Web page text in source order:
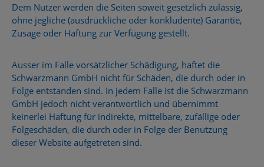
Dem Nutzer werden die Seiten soweit gesetzlich zulässig,
ohne jegliche (ausdrückliche oder konkludente) Garantie,
Zusage oder Haftung zur Verfügung gestellt.
Ausser im Falle vorsätzlicher Schädigung, haftet die
Schwarzmann GmbH nicht für Schäden, die durch oder in
Folge entstanden sind. In jedem Falle ist die Schwarzmann
GmbH jedoch nicht verantwortlich und übernimmt
keinerlei Haftung für indirekte, mittelbare, zufällige oder
Folgeschäden, die durch oder in Folge der Benutzung
dieser Website aufgetreten sind.